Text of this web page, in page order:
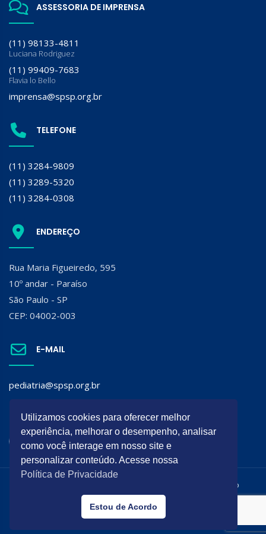
ASSESSORIA DE IMPRENSA
(11) 98133-4811
Luciana Rodriguez
(11) 99409-7683
Flavia lo Bello
imprensa@spsp.org.br
TELEFONE
(11) 3284-9809
(11) 3289-5320
(11) 3284-0308
ENDEREÇO
Rua Maria Figueiredo, 595
10º andar - Paraíso
São Paulo - SP
CEP: 04002-003
E-MAIL
pediatria@spsp.org.br
SIGA A SPSP:
Todos os direitos reservados. É permitida a reprodução do
conteúdo desta página desde que citada a origem.
Utilizamos cookies para oferecer melhor
experiência, melhorar o desempenho, analisar
como você interage em nosso site e
personalizar conteúdo. Acesse nossa
Política de Privacidade
Estou de Acordo